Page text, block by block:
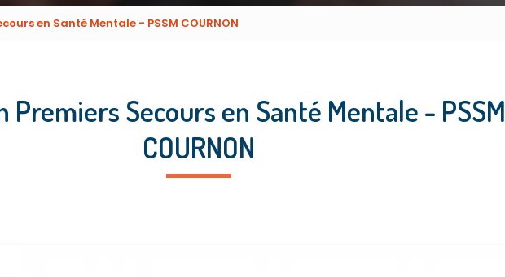
en Santé Mentale - PSSM COURNON
Premiers Secours en Santé Mentale - PSSM
COURNON